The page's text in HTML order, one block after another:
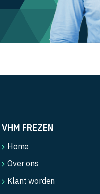
VHM FREZEN
Home
Over ons
Klant worden